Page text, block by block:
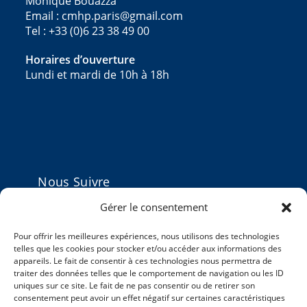
Gérer le consentement
Pour offrir les meilleures expériences, nous utilisons des technologies
telles que les cookies pour stocker et/ou accéder aux informations des
appareils. Le fait de consentir à ces technologies nous permettra de
traiter des données telles que le comportement de navigation ou les ID
uniques sur ce site. Le fait de ne pas consentir ou de retirer son
consentement peut avoir un effet négatif sur certaines caractéristiques
Email : cmhp.paris@gmail.com
Tel : +33 (0)6 23 38 49 00
Horaires d’ouverture
Lundi et mardi de 10h à 18h
Nous Suivre
Actualités
5ème Journée Scientifique 2025 du CMHP